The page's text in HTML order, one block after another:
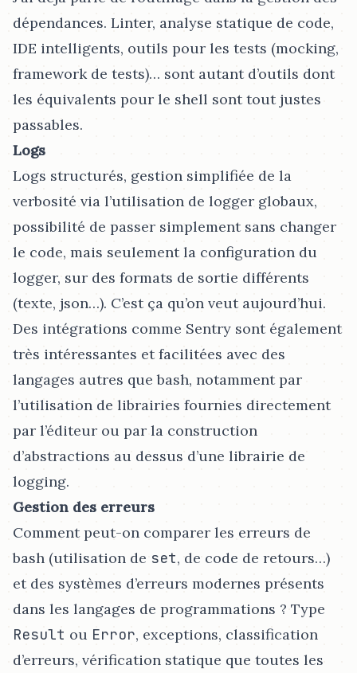
dépendances. Linter, analyse statique de code,
IDE intelligents, outils pour les tests (mocking,
framework de tests)…​ sont autant d’outils dont
les équivalents pour le shell sont tout justes
passables.
Logs
Logs structurés, gestion simplifiée de la
verbosité via l’utilisation de logger globaux,
possibilité de passer simplement sans changer
le code, mais seulement la configuration du
logger, sur des formats de sortie différents
(texte, json…​). C’est ça qu’on veut aujourd’hui.
Des intégrations comme Sentry sont également
très intéressantes et facilitées avec des
langages autres que bash, notamment par
l’utilisation de librairies fournies directement
par l’éditeur ou par la construction
d’abstractions au dessus d’une librairie de
logging.
Gestion des erreurs
Comment peut-on comparer les erreurs de
bash (utilisation de set, de code de retours…​)
et des systèmes d’erreurs modernes présents
dans les langages de programmations ? Type
Result ou Error, exceptions, classification
d’erreurs, vérification statique que toutes les